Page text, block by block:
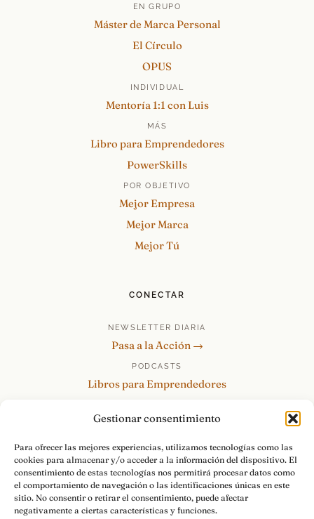
Gestionar consentimiento
Para ofrecer las mejores experiencias, utilizamos tecnologías como las
cookies para almacenar y/o acceder a la información del dispositivo. El
consentimiento de estas tecnologías nos permitirá procesar datos como
el comportamiento de navegación o las identificaciones únicas en este
sitio. No consentir o retirar el consentimiento, puede afectar
negativamente a ciertas características y funciones.
EN GRUPO
Máster de Marca Personal
El Círculo
OPUS
INDIVIDUAL
Mentoría 1:1 con Luis
MÁS
Libro para Emprendedores
PowerSkills
POR OBJETIVO
Mejor Empresa
Mejor Marca
Mejor Tú
CONECTAR
NEWSLETTER DIARIA
Pasa a la Acción →
PODCASTS
Libros para Emprendedores
re:Invéntate / PowerSkills
MENTOR360
HABLAMOS
Contacto y consultas →